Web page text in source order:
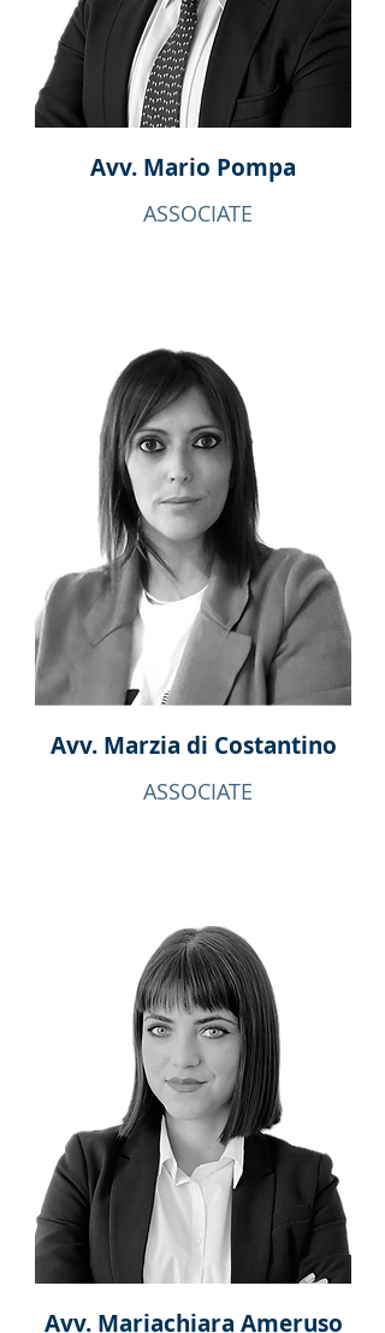
Avv. Mario Pompa
ASSOCIATE
Avv. Marzia di Costantino
ASSOCIATE
Avv. Mariachiara Ameruso